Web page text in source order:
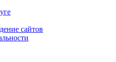
сайтов